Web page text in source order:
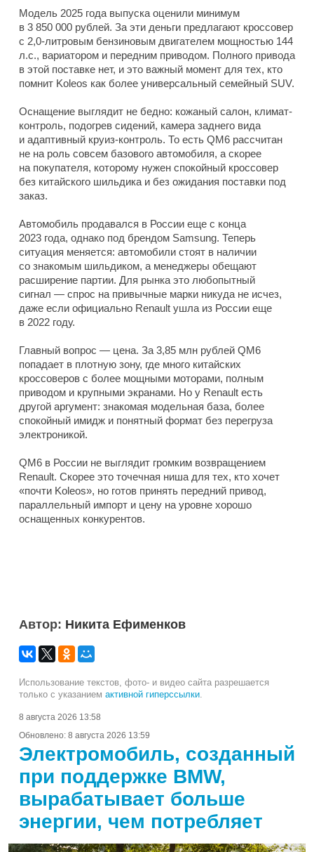
Модель 2025 года выпуска оценили минимум
в 3 850 000 рублей. За эти деньги предлагают кроссовер
с 2,0-литровым бензиновым двигателем мощностью 144
л.с., вариатором и передним приводом. Полного привода
в этой поставке нет, и это важный момент для тех, кто
помнит Koleos как более универсальный семейный SUV.
Оснащение выглядит не бедно: кожаный салон, климат-
контроль, подогрев сидений, камера заднего вида
и адаптивный круиз-контроль. То есть QM6 рассчитан
не на роль совсем базового автомобиля, а скорее
на покупателя, которому нужен спокойный кроссовер
без китайского шильдика и без ожидания поставки под
заказ.
Автомобиль продавался в России еще с конца
2023 года, однако под брендом Samsung. Теперь
ситуация меняется: автомобили стоят в наличии
со знакомым шильдиком, а менеджеры обещают
расширение партии. Для рынка это любопытный
сигнал — спрос на привычные марки никуда не исчез,
даже если официально Renault ушла из России еще
в 2022 году.
Главный вопрос — цена. За 3,85 млн рублей QM6
попадает в плотную зону, где много китайских
кроссоверов с более мощными моторами, полным
приводом и крупными экранами. Но у Renault есть
другой аргумент: знакомая модельная база, более
спокойный имидж и понятный формат без перегруза
электроникой.
QM6 в России не выглядит громким возвращением
Renault. Скорее это точечная ниша для тех, кто хочет
«почти Koleos», но готов принять передний привод,
параллельный импорт и цену на уровне хорошо
оснащенных конкурентов.
Автор: Никита Ефименков
Использование текстов, фото- и видео сайта разрешается
только с указанием активной гиперссылки.
8 августа 2026 13:58
Обновлено: 8 августа 2026 13:59
Электромобиль, созданный
при поддержке BMW,
вырабатывает больше
энергии, чем потребляет